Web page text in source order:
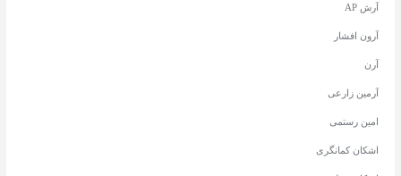
آرش AP
آرون افشار
آرن
آرمین زارعی
امین رستمی
اشکان کمانگری